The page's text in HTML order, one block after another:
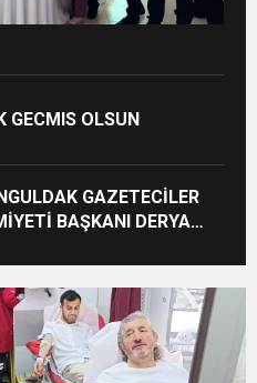
GECMIS OLSUN
GAZETECİLER
BAŞKANI DERYA
BAYRAM ZİYARETİ